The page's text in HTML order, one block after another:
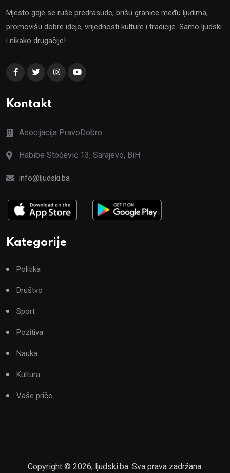
Mjesto gdje se ruše predrasude, brišu granice među ljudima,
promovišu dobre ideje, vrijednosti kulture i tradicije. Samo ljudski
i nikako drugačije!
Kontakt
Asocijacija PravoDobro
Habibe Stočević 13, Sarajevo, BiH
info@ljudski.ba
Kategorije
Politika
Društvo
Sport
Pozitiva
Nauka
Kultura
Vaše priče
Copyright © 2026, ljudski.ba. Sva prava zadržana.